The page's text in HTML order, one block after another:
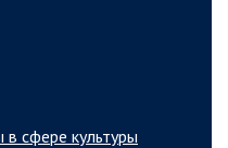
сфере культуры